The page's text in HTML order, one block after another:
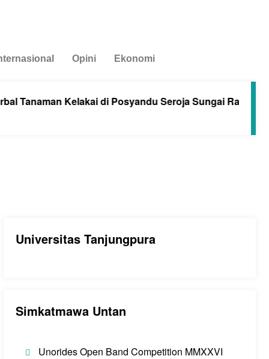
Opini Ekonomi
Kelakai di Posyandu Seroja Sungai Raya dalam
Universitas Tanjungpura
Simkatmawa Untan
Unorides Open Band Competition MMXXVI